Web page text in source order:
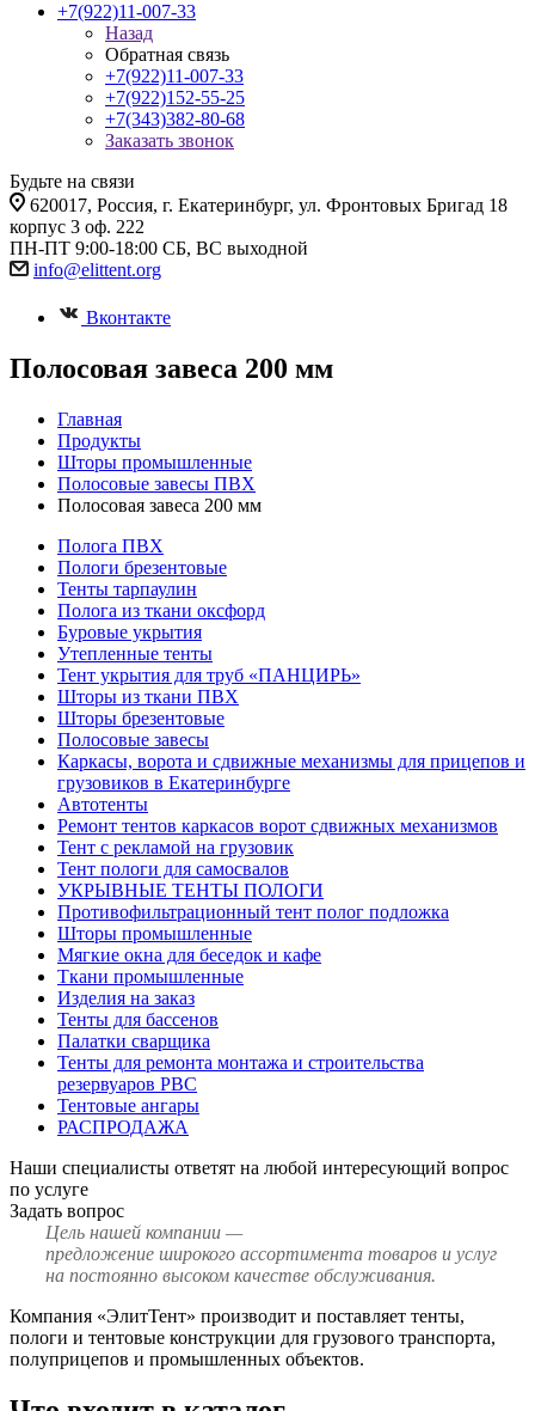
+7(922)11-007-33
Назад
Обратная связь
+7(922)11-007-33
+7(922)152-55-25
+7(343)382-80-68
Заказать звонок
Будьте на связи
620017, Россия, г. Екатеринбург, ул. Фронтовых Бригад 18
корпус 3 оф. 222
ПН-ПТ 9:00-18:00 СБ, ВС выходной
info@elittent.org
Вконтакте
Полосовая завеса 200 мм
Главная
Продукты
Шторы промышленные
Полосовые завесы ПВХ
Полосовая завеса 200 мм
Полога ПВХ
Пологи брезентовые
Тенты тарпаулин
Полога из ткани оксфорд
Буровые укрытия
Утепленные тенты
Тент укрытия для труб «ПАНЦИРЬ»
Шторы из ткани ПВХ
Шторы брезентовые
Полосовые завесы
Каркасы, ворота и сдвижные механизмы для прицепов и
грузовиков в Екатеринбурге
Автотенты
Ремонт тентов каркасов ворот сдвижных механизмов
Тент с рекламой на грузовик
Тент пологи для самосвалов
УКРЫВНЫЕ ТЕНТЫ ПОЛОГИ
Противофильтрационный тент полог подложка
Шторы промышленные
Мягкие окна для беседок и кафе
Ткани промышленные
Изделия на заказ
Тенты для бассенов
Палатки сварщика
Тенты для ремонта монтажа и строительства
резервуаров РВС
Тентовые ангары
РАСПРОДАЖА
Наши специалисты ответят на любой интересующий вопрос
по услуге
Задать вопрос
Цель нашей компании —
предложение широкого ассортимента товаров и услуг
на постоянно высоком качестве обслуживания.
Компания «ЭлитТент» производит и поставляет тенты,
пологи и тентовые конструкции для грузового транспорта,
полуприцепов и промышленных объектов.